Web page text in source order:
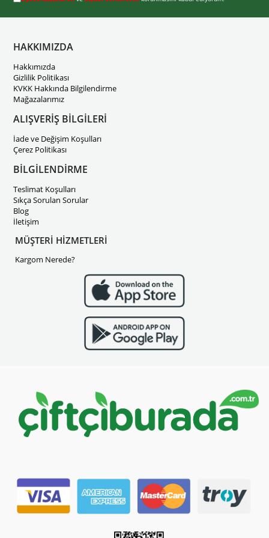
HAKKIMIZDA
Hakkımızda
Gizlilik Politikası
KVKK Hakkında Bilgilendirme
Mağazalarımız
ALIŞVERİŞ BİLGİLERİ
İade ve Değişim Koşulları
Çerez Politikası
BİLGİLENDİRME
Teslimat Koşulları
Sıkça Sorulan Sorular
Blog
İletişim
MÜŞTERİ HİZMETLERİ
Kargom Nerede?